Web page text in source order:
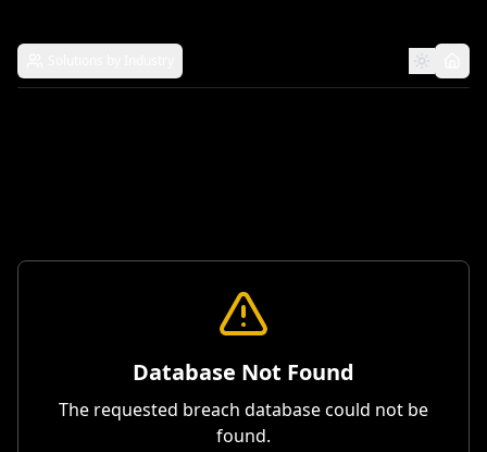
Database Not Found
The requested breach database could not be
found.